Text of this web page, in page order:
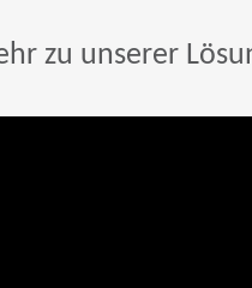
zu unserer